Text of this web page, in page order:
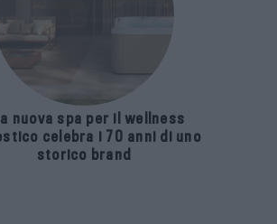
nuova spa per il wellness
celebra i 70 anni di uno
storico brand